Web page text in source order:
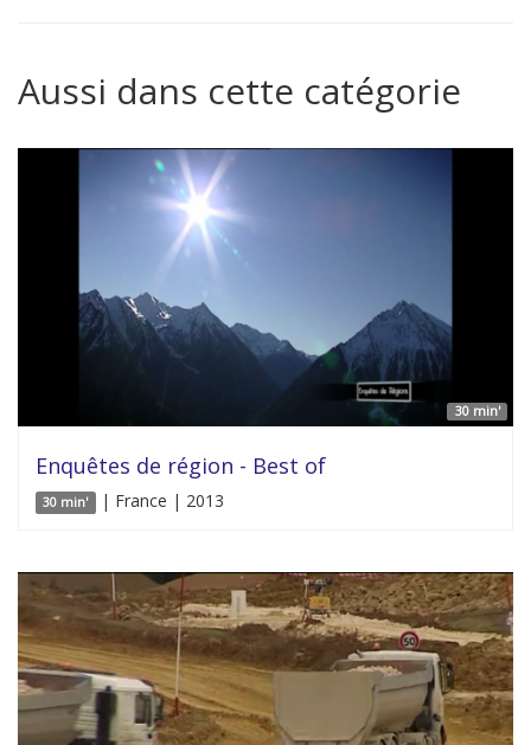
Aussi dans cette catégorie
30 min'
Enquêtes de région - Best of
30 min' | France | 2013